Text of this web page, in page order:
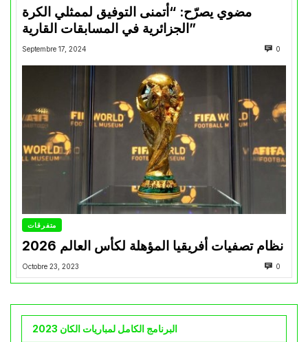
مضوي يصرّح: “أتمنى التوفيق لممثلي الكرة
الجزائرية في المسابقات القارية”
Septembre 17, 2024 0
متفرقات
نظام تصفيات أفريقيا المؤهلة لكأس العالم 2026
Octobre 23, 2023 0
البرنامج الكامل لمباريات الكان 2023